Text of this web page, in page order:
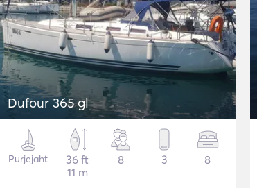
Dufour 365 gl
Purjejaht
36 ft
11 m
8 3 8